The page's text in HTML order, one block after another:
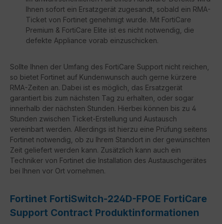
Ihnen sofort ein Ersatzgerät zugesandt, sobald ein RMA-
Ticket von Fortinet genehmigt wurde. Mit FortiCare
Premium & FortiCare Elite ist es nicht notwendig, die
defekte Appliance vorab einzuschicken.
Sollte Ihnen der Umfang des FortiCare Support nicht reichen,
so bietet Fortinet auf Kundenwunsch auch gerne kürzere
RMA-Zeiten an. Dabei ist es möglich, das Ersatzgerät
garantiert bis zum nächsten Tag zu erhalten, oder sogar
innerhalb der nächsten Stunden. Hierbei können bis zu 4
Stunden zwischen Ticket-Erstellung und Austausch
vereinbart werden. Allerdings ist hierzu eine Prüfung seitens
Fortinet notwendig, ob zu Ihrem Standort in der gewünschten
Zeit geliefert werden kann. Zusätzlich kann auch ein
Techniker von Fortinet die Installation des Austauschgerätes
bei Ihnen vor Ort vornehmen.
Fortinet FortiSwitch-224D-FPOE FortiCare
Support Contract Produktinformationen